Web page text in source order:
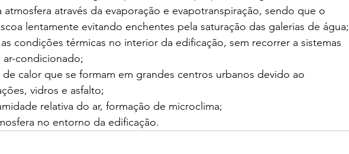
atmosfera através da evaporação e evapotranspiração, sendo que o
lentamente evitando enchentes pela saturação das galerias de água;
condições térmicas no interior da edificação, sem recorrer a sistemas
ar-condicionado;
calor que se formam em grandes centros urbanos devido ao
vidros e asfalto;
relativa do ar, formação de microclima;
no entorno da edificação.